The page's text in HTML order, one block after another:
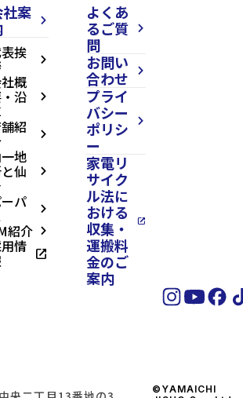
社案
arrow_forward_ios
挨 arrow_forward_ios
概
沿 arrow_forward_ios
紹 arrow_forward_ios
地
仙 arrow_forward_ios
パ arrow_forward_ios
紹介 arrow_forward_ios
情 open_in_new
よくあ
るご質
問
arrow_forward_ios
お問い
合わせ
arrow_forward_ios
プライ
バシー
ポリシ
ー
arrow_forward_ios
家電リ
サイク
ル法に
おける
収集・
運搬料
金のご
案内
open_in_new
©YAMAICHI